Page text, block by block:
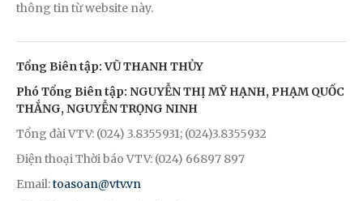
thông tin từ website này.
Tổng Biên tập: VŨ THANH THỦY
Phó Tổng Biên tập: NGUYỄN THỊ MỸ HẠNH, PHẠM QUỐC
THẮNG, NGUYỄN TRỌNG NINH
Tổng đài VTV: (024) 3.8355931; (024)3.8355932
Điện thoại Thời báo VTV: (024) 66897 897
Email:toasoan@vtv.vn